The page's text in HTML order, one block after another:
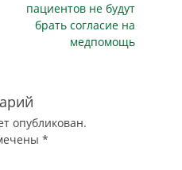
пациентов не будут
брать согласие на
медпомощь
опубликован.
*